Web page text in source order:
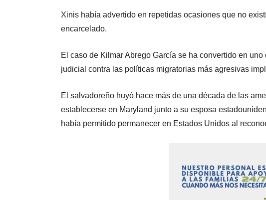
Xinis había advertido en repetidas ocasiones que no
encarcelado.
El caso de Kilmar Abrego García se ha convertido en
judicial contra las políticas migratorias más agresivas
El salvadoreño huyó hace más de una década de las
establecerse en Maryland junto a su esposa
había permitido permanecer en Estados Unidos al